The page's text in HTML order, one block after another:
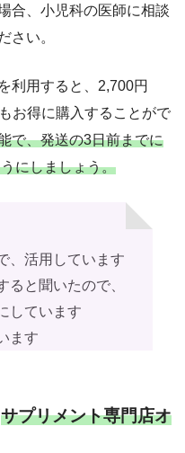
合、小児科の医師に相談
さい。
利用すると、2,700円
お得に購入することがで
で、発送の3日前までに
にしましょう。
、活用しています
ると聞いたので、
しています
ます
サプリメント専門店オ